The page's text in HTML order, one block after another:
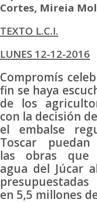
Cortes, Mireia
TEXTO L.C.I.
LUNES 12-12-2016
Compromís
fin se haya
de los
con la decisión
el embalse
Toscar puedan
las obras que
agua del Júcar
en 5,5 millones